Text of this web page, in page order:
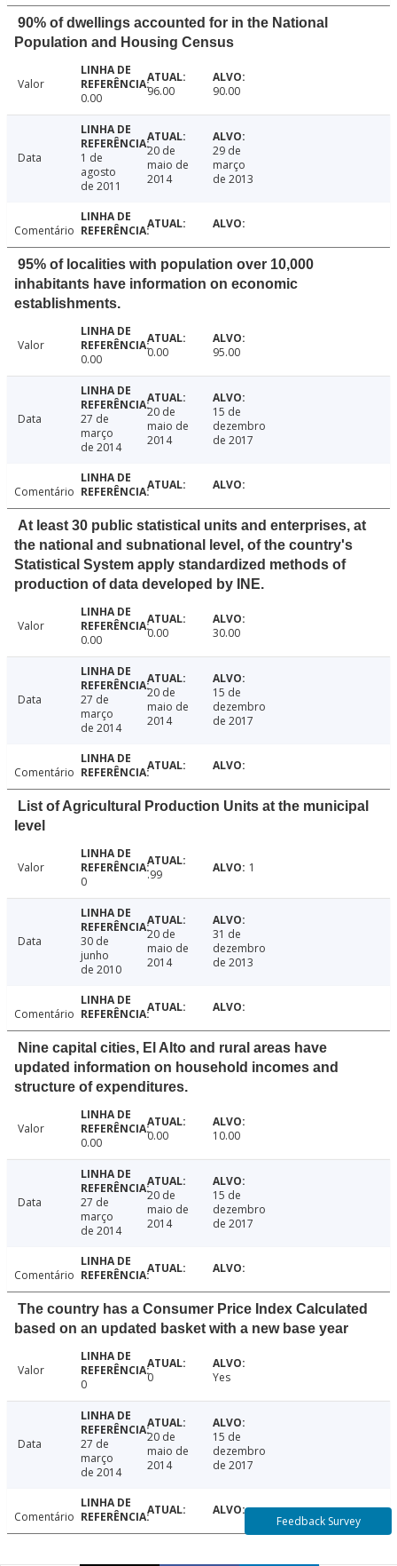
90% of dwellings accounted for in the National
Population and Housing Census
Valor
0.00
96.00 90.00
Data
1 de
agosto
de 2011
20 de
maio de
2014
29 de
março
de 2013
Comentário
95% of localities with population over 10,000
inhabitants have information on economic
establishments.
Valor
0.00
0.00 95.00
Data
27 de
março
de 2014
20 de
maio de
2014
15 de
dezembro
de 2017
Comentário
At least 30 public statistical units and enterprises, at
the national and subnational level, of the country's
Statistical System apply standardized methods of
production of data developed by INE.
Valor
0.00
0.00 30.00
Data
27 de
março
de 2014
20 de
maio de
2014
15 de
dezembro
de 2017
Comentário
List of Agricultural Production Units at the municipal
level
Valor
0
.99 1
Data
30 de
junho
de 2010
20 de
maio de
2014
31 de
dezembro
de 2013
Comentário
Nine capital cities, El Alto and rural areas have
updated information on household incomes and
structure of expenditures.
Valor
0.00
0.00 10.00
Data
27 de
março
de 2014
20 de
maio de
2014
15 de
dezembro
de 2017
Comentário
The country has a Consumer Price Index Calculated
based on an updated basket with a new base year
Valor
0
0 Yes
Data
27 de
março
de 2014
20 de
maio de
2014
15 de
dezembro
de 2017
Comentário Feedback Survey